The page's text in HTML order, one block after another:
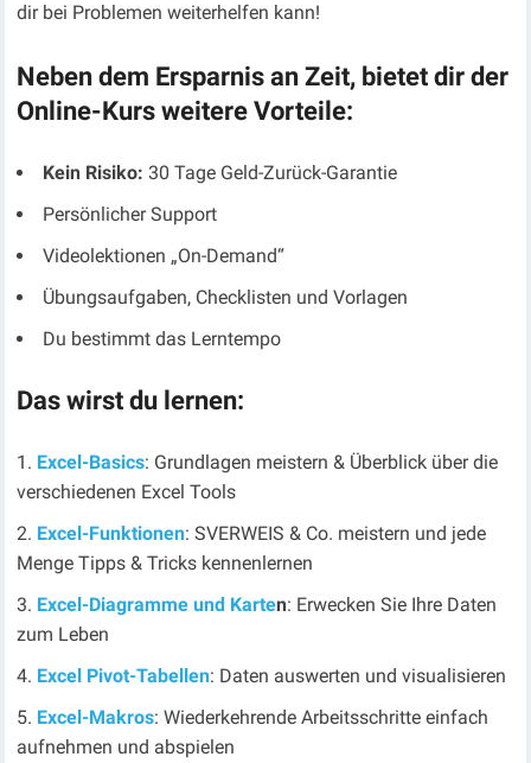
dir bei Problemen weiterhelfen kann!
Neben dem Ersparnis an Zeit, bietet dir der
Online-Kurs weitere Vorteile:
Kein Risiko:30 Tage Geld-Zurück-Garantie
Persönlicher Support
Videolektionen „On-Demand“
Übungsaufgaben, Checklisten und Vorlagen
Du bestimmt das Lerntempo
Das wirst du lernen:
Excel-Basics: Grundlagen meistern & Überblick über die
verschiedenen Excel Tools
Excel-Funktionen: SVERWEIS & Co. meistern und jede
Menge Tipps & Tricks kennenlernen
Excel-Diagramme und Karten: Erwecken Sie Ihre Daten
zum Leben
Excel Pivot-Tabellen: Daten auswerten und visualisieren
Excel-Makros: Wiederkehrende Arbeitsschritte einfach
aufnehmen und abspielen